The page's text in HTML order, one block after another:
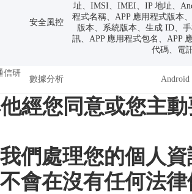
安全風控
址、IMSI、IMEI、IP 地址、
程式名稱、APP 應用程式版本
版本、系統版本、生成 ID、
訊、APP 應用程式包名、APP
代碼、電
信研
數據分析
經您同意或您主
們處理您的個人
會在沒有任何法